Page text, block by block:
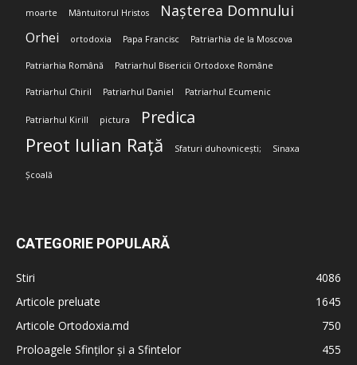
moarte Mântuitorul Hristos Nașterea Domnului
Orhei ortodoxia Papa Francisc Patriarhia de la Moscova
Patriarhia Română Patriarhul Bisericii Ortodoxe Române
Patriarhul Chiril Patriarhul Daniel Patriarhul Ecumenic
Patriarhul Kirill pictura Predica
Preot Iulian Rață Sfaturi duhovnicești; Sinaxa
Școală
CATEGORIE POPULARĂ
Stiri
4086
Articole preluate
1645
Articole Ortodoxia.md
750
Proloagele Sfinților și a Sfintelor
455